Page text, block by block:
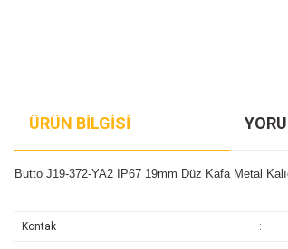
ÜRÜN BILGISI
Butto J19-372-YA2 IP67 19mm Düz Kafa Metal
Kontak :